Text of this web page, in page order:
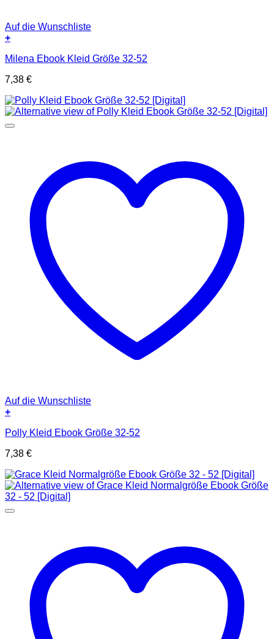
Auf die Wunschliste
+
Milena Ebook Kleid Größe 32-52
7,38 €
Auf die Wunschliste
+
Polly Kleid Ebook Größe 32-52
7,38 €